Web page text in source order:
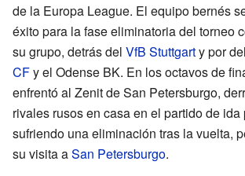
de la Europa League. El equipo bernés
éxito para la fase eliminatoria del torneo
su grupo, detrás del VfB Stuttgarty por
CFy el Odense BK. En los octavos de
enfrentó al Zenit de San Petersburgo,
rivales rusos en casa en el partido de ida
sufriendo una eliminación tras la vuelta,
su visita aSan Petersburgo.